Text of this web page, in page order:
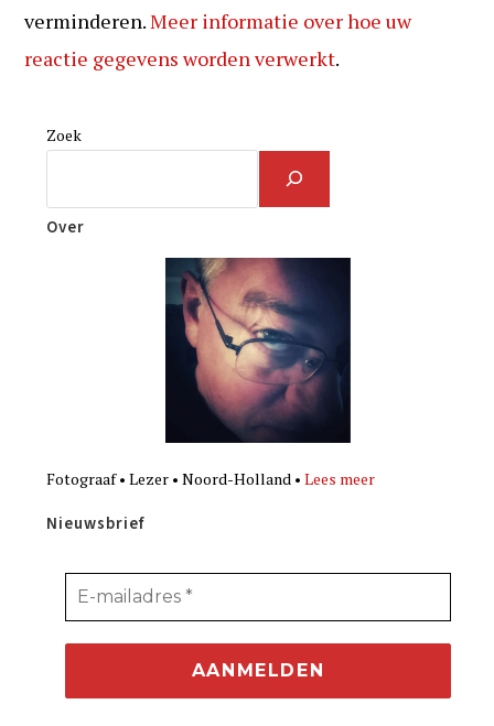
verminderen.Meer informatie over hoe uw
reactie gegevens worden verwerkt.
Zoek
Over
Fotograaf • Lezer • Noord-Holland •Lees meer
Nieuwsbrief